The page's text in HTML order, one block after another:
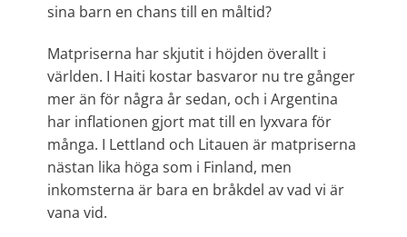
sina barn en chans till en måltid?
Matpriserna har skjutit i höjden överallt i
världen. I Haiti kostar basvaror nu tre gånger
mer än för några år sedan, och i Argentina
har inflationen gjort mat till en lyxvara för
många. I Lettland och Litauen är matpriserna
nästan lika höga som i Finland, men
inkomsterna är bara en bråkdel av vad vi är
vana vid.